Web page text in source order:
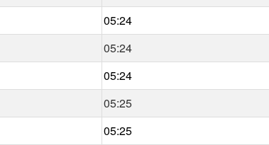
05:24
05:24
05:24
05:25
05:25